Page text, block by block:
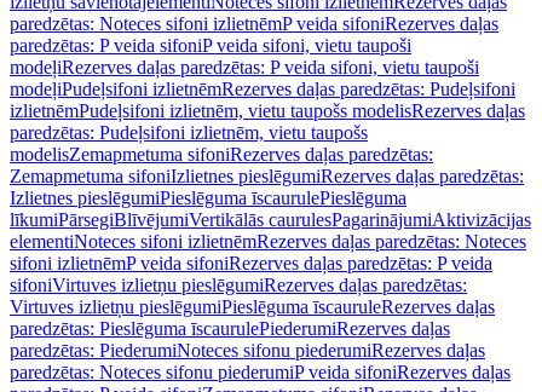
paredzētas: Noteces sifoni izlietnēmP veida sifoniRezerves daļas
paredzētas: P veida sifoniP veida sifoni, vietu taupoši
modeļiRezerves daļas paredzētas: P veida sifoni, vietu taupoši
modeļiPudeļsifoni izlietnēmRezerves daļas paredzētas: Pudeļsifoni
izlietnēmPudeļsifoni izlietnēm, vietu taupošs modelisRezerves daļas
paredzētas: Pudeļsifoni izlietnēm, vietu taupošs
modelisZemapmetuma sifoniRezerves daļas paredzētas:
Zemapmetuma sifoniIzlietnes pieslēgumiRezerves daļas paredzētas:
Izlietnes pieslēgumiPieslēguma īscaurulePieslēguma
līkumiPārsegiBlīvējumiVertikālās caurulesPagarinājumiAktivizācijas
elementiNoteces sifoni izlietnēmRezerves daļas paredzētas: Noteces
sifoni izlietnēmP veida sifoniRezerves daļas paredzētas: P veida
sifoniVirtuves izlietņu pieslēgumiRezerves daļas paredzētas:
Virtuves izlietņu pieslēgumiPieslēguma īscauruleRezerves daļas
paredzētas: Pieslēguma īscaurulePiederumiRezerves daļas
paredzētas: PiederumiNoteces sifonu piederumiRezerves daļas
paredzētas: Noteces sifonu piederumiP veida sifoniRezerves daļas